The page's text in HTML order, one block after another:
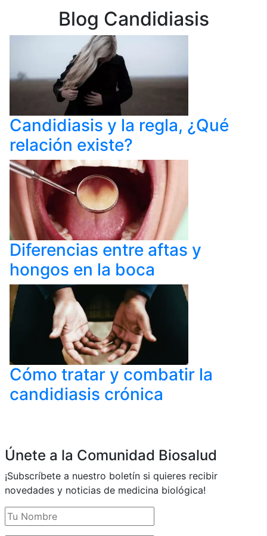
Blog Candidiasis
Candidiasis y la regla, ¿Qué
relación existe?
Diferencias entre aftas y
hongos en la boca
Cómo tratar y combatir la
candidiasis crónica
Únete a la Comunidad Biosalud
¡Subscríbete a nuestro boletín si quieres recibir
novedades y noticias de medicina biológica!